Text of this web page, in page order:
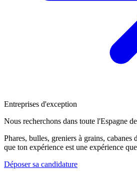
Entreprises d'exception
Nous recherchons dans toute l'Espagne
Phares, bulles, greniers à grains,
que ton expérience est une expérience
Déposer sa candidature